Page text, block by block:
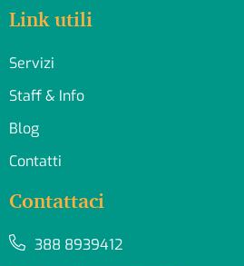
Link utili
Servizi
Staff & Info
Blog
Contatti
Contattaci
388 8939412